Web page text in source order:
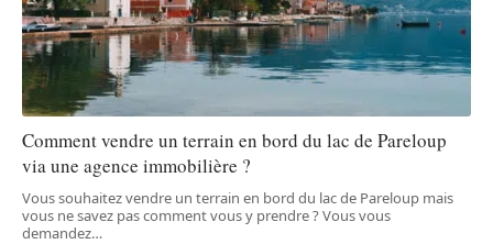
Comment vendre un terrain en bord du lac de Pareloup
via une agence immobilière ?
Vous souhaitez vendre un terrain en bord du lac de Pareloup mais
vous ne savez pas comment vous y prendre ? Vous vous
demandez…